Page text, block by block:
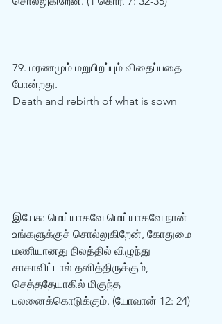
79. மரணமும் மறுபிறப்பும் விதைப்பதை
போன்றது.
Death and rebirth of what is sown
இயேசு: மெய்யாகவே மெய்யாகவே நான்
உங்களுக்குச் சொல்லுகிறேன், கோதுமை
மணியானது நிலத்தில் விழுந்து
சாகாவிட்டால் தனித்திருக்கும்,
செத்ததேயாகில் மிகுந்த
பலனைக்கொடுக்கும். (யோவான் 12: 24)